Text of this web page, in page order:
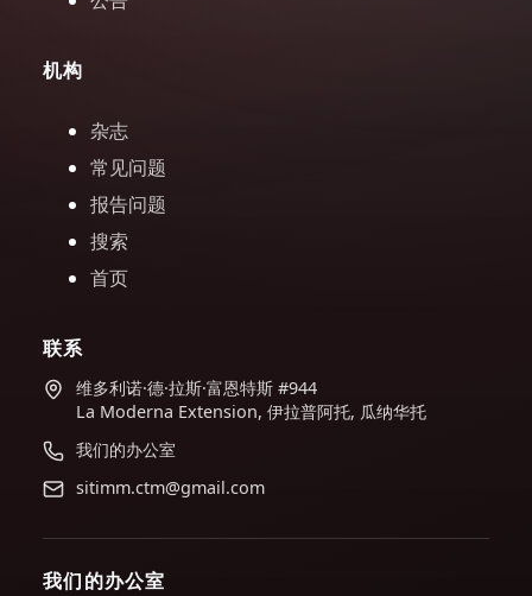
机构
杂志
常见问题
报告问题
搜索
首页
联系
维多利诺·德·拉斯·富恩特斯 #944
La Moderna Extension, 伊拉普阿托, 瓜纳华托
我们的办公室
sitimm.ctm@gmail.com
我们的办公室